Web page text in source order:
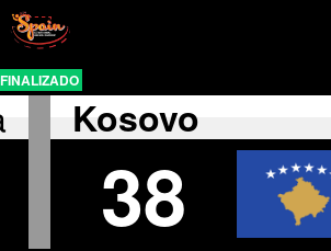
FINALIZADO
Kosovo
38